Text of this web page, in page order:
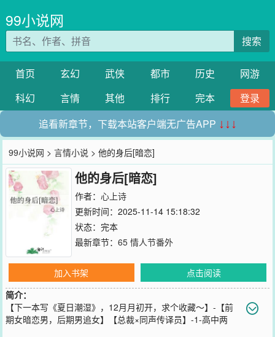
99小说网
搜索
首页 玄幻 武侠 都市 历史
网游
科幻
言情 其他 排行 完本
登录
追看新章节，下载本站客户端无广告APP ↓↓↓
99小说网 >言情小说 > 他的身后[暗恋]
他的身后[暗恋]
作者： 心上诗
更新时间：2025-11-14 15:18:32
状态：完本
最新章节： 65 情人节番外
加入书架
点击阅读
简介：
【下一本写《夏日潮湿》，12月月初开，求个收藏～】-【前
期女暗恋男，后期男追女】【总裁×同声传译员】-1-高中两